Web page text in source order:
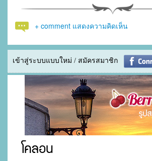
+ comment แสดงความคิดเห็น
เข้าสู่ระบบแบบใหม่ / สมัครสมาชิก
โคลอน